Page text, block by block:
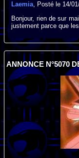
Laemia, Posté le 14/
Bonjour, rien de sur
justement parce que
ANNONCE N°5070